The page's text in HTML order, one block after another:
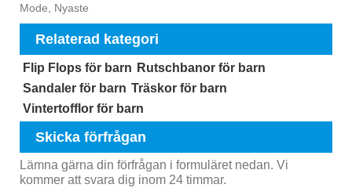
Mode, Nyaste
Relaterad kategori
Flip Flops för barn Rutschbanor för barn
Sandaler för barn Träskor för barn
Vintertofflor för barn
Skicka förfrågan
Lämna gärna din förfrågan i formuläret nedan. Vi
kommer att svara dig inom 24 timmar.